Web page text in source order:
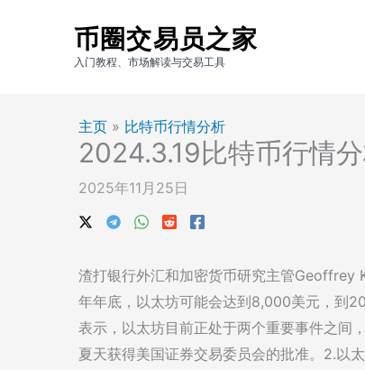
币圈交易员之家
入门教程、市场解读与交易工具
主页 » 比特币行情分析
2024.3.19比特币行情
2025年11月25日
渣打银行外汇和加密货币研究主管Geoffrey
年年底，以太坊可能会达到8,000美元，到
表示，以太坊目前正处于两个重要事件之间
夏天获得美国证券交易委员会的批准。2.以